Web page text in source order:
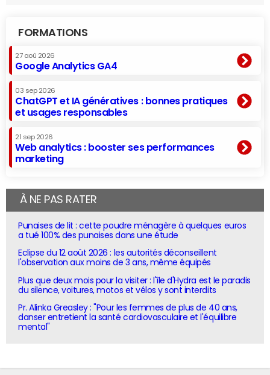
FORMATIONS
27 aoû 2026
Google Analytics GA4
03 sep 2026
ChatGPT et IA génératives : bonnes pratiques
et usages responsables
21 sep 2026
Web analytics : booster ses performances
marketing
À NE PAS RATER
Punaises de lit : cette poudre ménagère à quelques euros
a tué 100% des punaises dans une étude
Eclipse du 12 août 2026 : les autorités déconseillent
l'observation aux moins de 3 ans, même équipés
Plus que deux mois pour la visiter : l'île d'Hydra est le paradis
du silence, voitures, motos et vélos y sont interdits
Pr. Alinka Greasley : "Pour les femmes de plus de 40 ans,
danser entretient la santé cardiovasculaire et l'équilibre
mental"